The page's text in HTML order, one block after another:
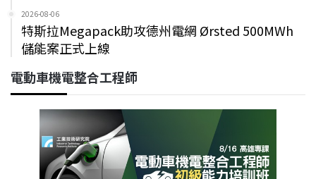
2026-08-06
特斯拉Megapack助攻德州電網 Ørsted 500MWh
儲能案正式上線
電動車機電整合工程師